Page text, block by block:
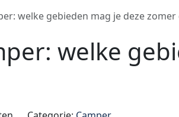
welke gebieden mag je deze
welke